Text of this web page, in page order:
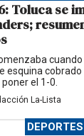
Toluca se
esquina
el 1-0.
La-Lista
DEPORTES